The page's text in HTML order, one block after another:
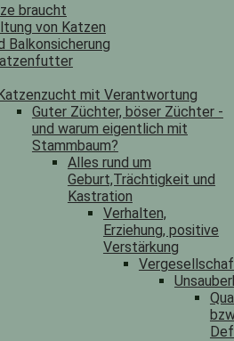
braucht
von Katzen
Balkonsicherung
mit Verantwortung
Guter Züchter, böser Züchter -
und warum eigentlich mit
Stammbaum?
Alles rund um
Geburt,Trächtigkeit und
Kastration
Verhalten,
Erziehung, positive
Verstärkung